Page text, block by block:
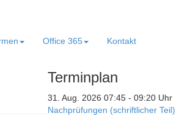
Office 365 Kontakt
Terminplan
31. Aug. 2026 07:45 - 09:20 Uhr
Nachprüfungen (schriftlicher Teil)